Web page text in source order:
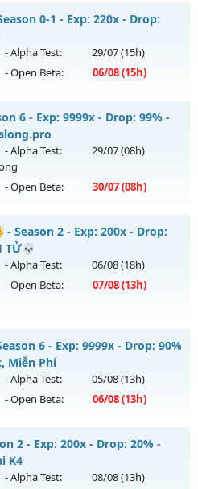
máy chủ
vào 13h ngày
0-1 - Exp: 220x - Drop:
- Alpha Test: 29/07(15h)
- Open Beta: 06/08(15h)
VỀ THỜI 8X
máy chủ
6 - Exp: 9999x - Drop: 99% -
- Alpha Test: 29/07(08h)
- Open Beta: 30/07(08h)
https://muhoalong.pro
máy chủ
vào 08h ngày
Season 2 - Exp: 200x - Drop:
TỬ💀
- Alpha Test: 06/08(18h)
- Open Beta: 07/08(13h)
CHIẾN SINH TỬ💀
máy chủ
6 - Exp: 9999x - Drop: 90%
Miễn Phí
- Alpha Test: 05/08(13h)
- Open Beta: 06/08(13h)
Chơi, Dễ Cày Quốc, Miễn Phí
máy chủ
2 - Exp: 200x - Drop: 20% -
K4
- Alpha Test: 08/08(13h)